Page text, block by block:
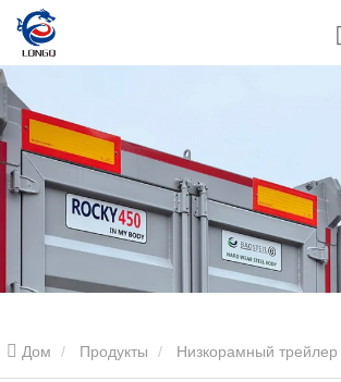
Дом Продукты Низкорамный трейлер